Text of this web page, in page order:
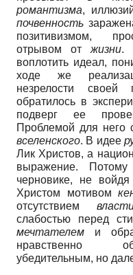
романтизма,
почвенность
позитивизмом,
отрывом от жизни.
воплотить идеал,
ходе же
незрелости своей
обратилось в
подверг ее
Проблемой для него
вселенского. В идее
Лик Христов, а
выражение.
черновике, не
Христом мотивом
отсутствием
слабостью перед
мечтателем и
нравственно
убедительным, но